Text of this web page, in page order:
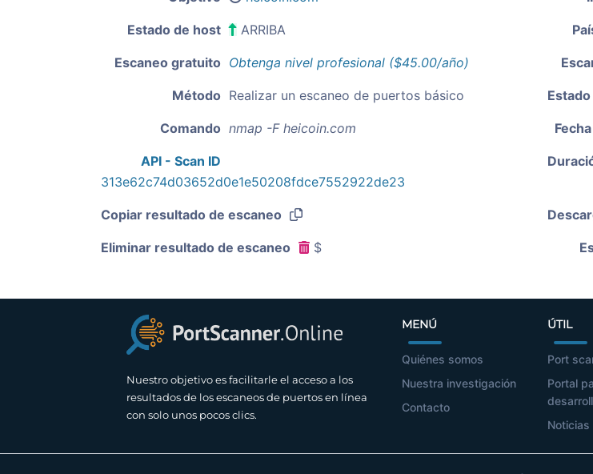
Estado de host ARRIBA
Escaneo gratuito Obtenga nivel profesional ($45.00/año)
Método Realizar un escaneo de puertos básico
Comando nmap -F heicoin.com
API - Scan ID
313e62c74d03652d0e1e50208fdce7552922de23
Copiar resultado de escaneo
Eliminar resultado de escaneo $
Nuestro objetivo es facilitarle el acceso a los
resultados de los escaneos de puertos en línea
con solo unos pocos clics.
MENÚ
Quiénes somos
Nuestra investigación
Contacto
ÚTIL
Port
Portal